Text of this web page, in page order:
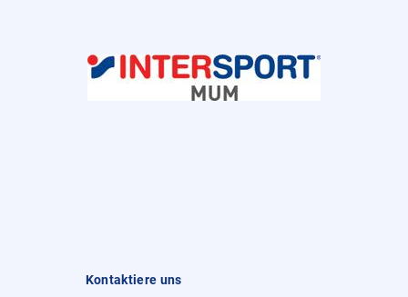
Kontaktiere uns